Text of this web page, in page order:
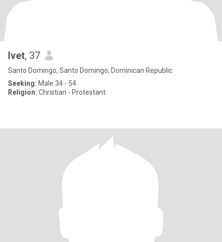
Ivet, 37
Santo Domingo, Santo Domingo, Dominican Republic
Seeking: Male 34 - 54
Religion: Christian - Protestant